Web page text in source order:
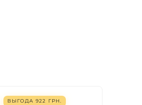
ВЫГОДА 922 ГРН.